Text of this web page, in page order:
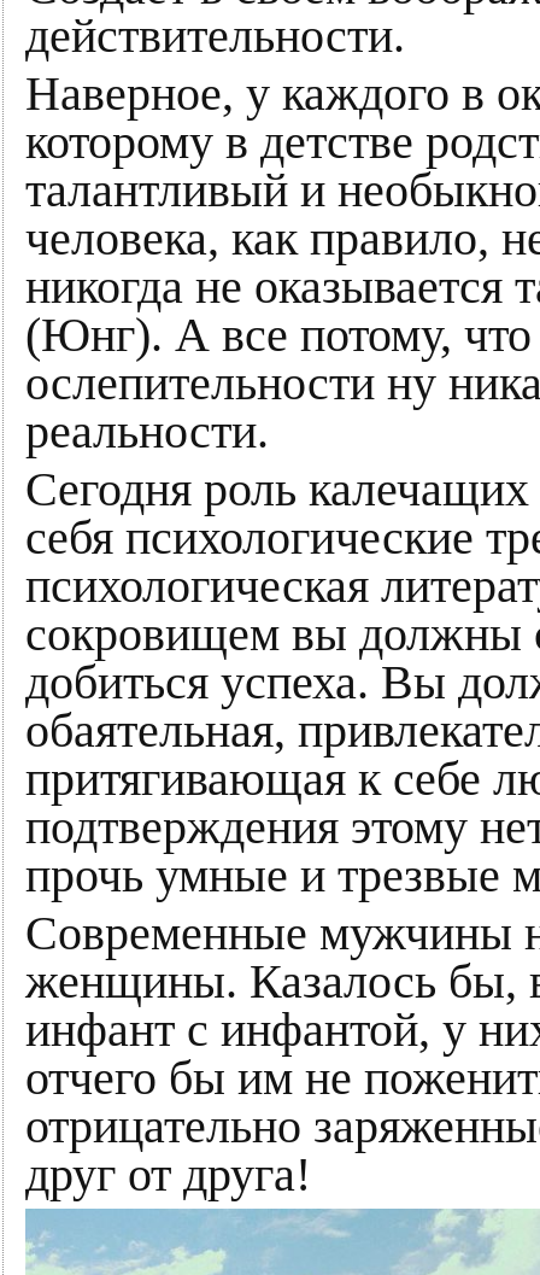
действительности.
Наверное, у каждого в
которому в детстве
талантливый и
человека, как правило,
никогда не оказывается
(Юнг). А все потому, что
ослепительности ну
реальности.
Сегодня роль
себя психологические
психологическая
сокровищем вы должны
добиться успеха. Вы
обаятельная,
притягивающая к себе
подтверждения этому
прочь умные и трезвые
Современные мужчины
женщины. Казалось бы,
инфант с инфантой, у
отчего бы им не
отрицательно
друг от друга!